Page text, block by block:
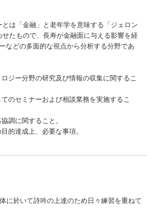
は「金融」と老年学を意味する「ジェロン
せたもので、長寿が金融面に与える影響を経
などの多面的な視点から分析する分野であ
ロジー分野の研究及び情報の収集に関するこ
てのセミナーおよび相談業務を実施するこ
調に関すること。
的達成上、必要な事項。
に於いて詩吟の上達のため日々練習を重ねて